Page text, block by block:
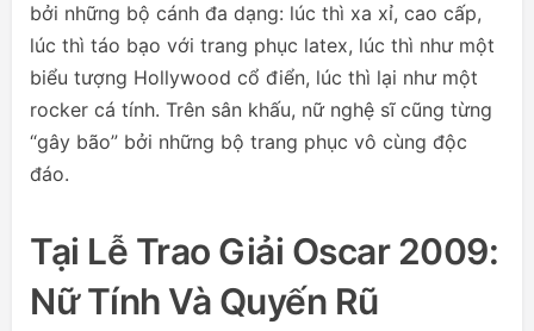
bởi những bộ cánh đa dạng: lúc thì xa xỉ, cao cấp,
lúc thì táo bạo với trang phục latex, lúc thì như một
biểu tượng Hollywood cổ điển, lúc thì lại như một
rocker cá tính. Trên sân khấu, nữ nghệ sĩ cũng từng
“gây bão” bởi những bộ trang phục vô cùng độc
đáo.
Tại Lễ Trao Giải Oscar 2009:
Nữ Tính Và Quyến Rũ